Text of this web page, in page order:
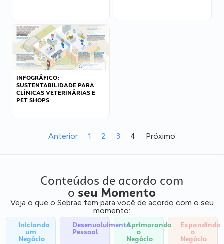
INFOGRÁFICO:
SUSTENTABILIDADE PARA
CLÍNICAS VETERINÁRIAS E
PET SHOPS
Anterior 1 2 3 4 Próximo
Conteúdos de acordo com
o seu Momento
Veja o que o Sebrae tem para você de acordo com o seu
momento:
Iniciando
um
Negócio
Desenvolvimento
Pessoal
Aprimorando
o
Negócio
Expandindo
o
Negócio